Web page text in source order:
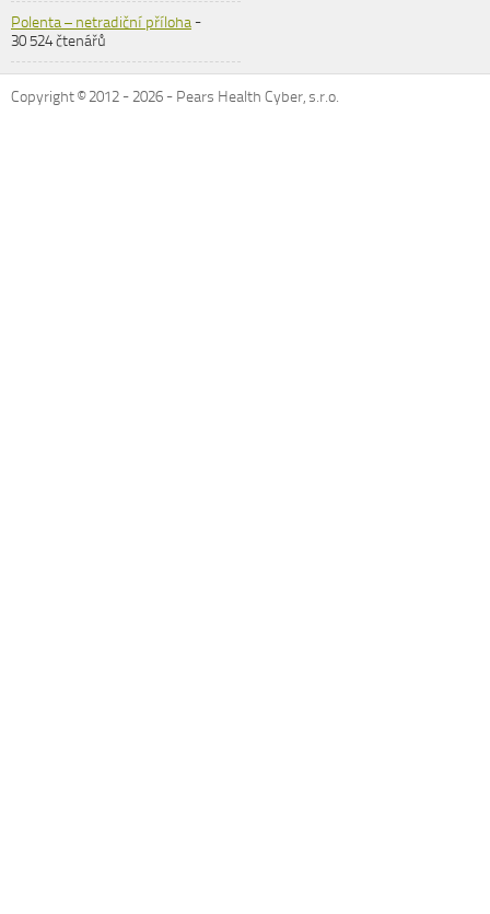
Polenta – netradiční příloha-
30 524 čtenářů
Copyright © 2012 -2026 - Pears Health Cyber, s.r.o.